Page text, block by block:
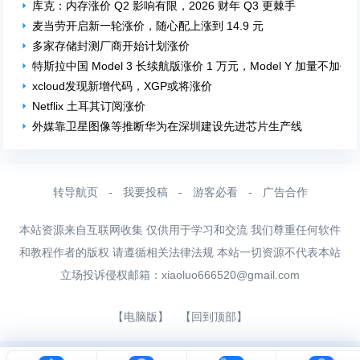
库克：内存涨价 Q2 影响有限，2026 财年 Q3 更棘手
麦当劳开启新一轮涨价，随心配上涨到 14.9 元
多家存储封测厂商开始计划涨价
特斯拉中国 Model 3 长续航版涨价 1 万元，Model Y 加量不加价
xcloud发现新增代码，XGP或将涨价
Netflix 土耳其订阅涨价
外媒靠卫星图像等推断华为在深圳建设先进芯片生产线
转导航页 - 我要投稿 - 游客必看 - 广告合作
本站资源来自互联网收集 仅供用于学习和交流 我们尊重任何软件
和教程作者的版权 请遵循相关法律法规 本站一切资源不代表本站
立场投诉侵权邮箱： xiaoluo666520@gmail.com
【电脑版】 【回到顶部】